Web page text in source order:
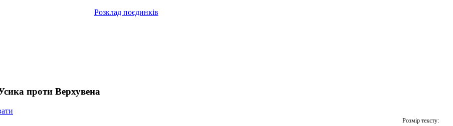
Розклад поєдинків
проти Верхувена
Розмір тексту: